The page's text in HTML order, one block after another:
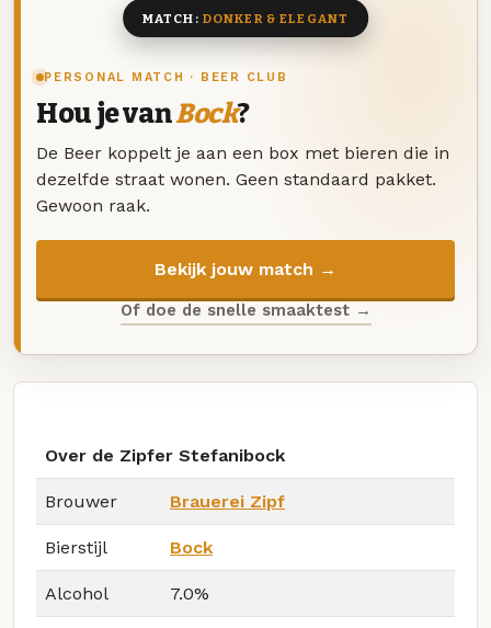
PERSONAL MATCH · BEER CLUB
Hou je vanBock?
De Beer koppelt je aan een box met bieren die in
dezelfde straat wonen. Geen standaard pakket.
Gewoon raak.
Bekijk jouw match →
Of doe de snelle smaaktest →
MATCH: DONKER & ELEGANT
Over de Zipfer Stefanibock
Brouwer Brauerei Zipf
Bierstijl Bock
Alcohol 7.0%